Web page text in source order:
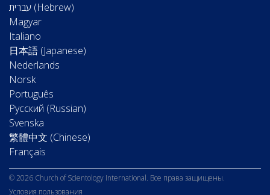
Magyar
Italiano
日本語 (Japanese)
Nederlands
Norsk
Português
Русский (Russian)
Svenska
繁體中文 (Chinese)
Français
© 2026 Church of Scientology International. Все права защищены.
Условия пользования